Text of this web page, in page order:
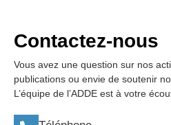
Contactez-nous
Vous avez une question sur nos
publications ou envie de soutenir
L’équipe de l’ADDE est à votre